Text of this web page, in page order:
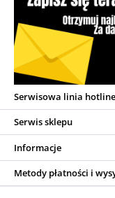
Serwisowa linia hotline
Serwis sklepu
Informacje
Metody płatności i